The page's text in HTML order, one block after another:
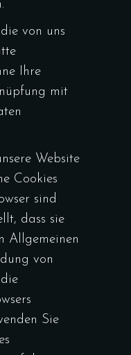
von uns
Ihre
mit
Website
Cookies
sind
dass sie
Allgemeinen
von
Sie